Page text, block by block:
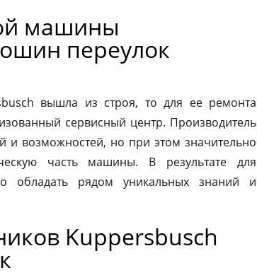
машины
переулок
вышла из строя, то для ее ремонта
сервисный центр. Производитель
и возможностей, но при этом значительно
часть машины. В результате для
обладать рядом уникальных знаний и
Kuppersbusch